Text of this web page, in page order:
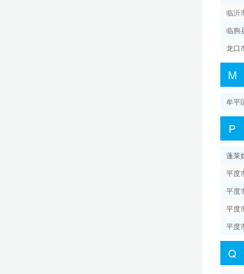
临沂
临朐
龙口
M
牟平
P
蓬莱
平度
平度
平度
平度
Q